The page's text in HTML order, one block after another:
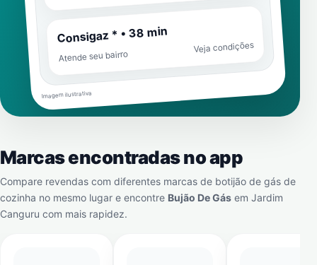
Consigaz * • 38 min
Atende seu bairro
Veja condições
Imagem ilustrativa
Marcas encontradas no app
Compare revendas com diferentes marcas de botijão de gás de
cozinha no mesmo lugar e encontre Bujão De Gás em Jardim
Canguru com mais rapidez.